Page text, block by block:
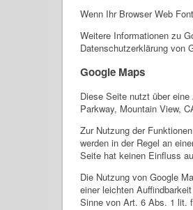
Wenn Ihr Browser Web
Weitere Informationen zu
Datenschutzerklärung von
Google Maps
Diese Seite nutzt über
Parkway, Mountain View,
Zur Nutzung der
werden in der Regel an
Seite hat keinen Einfluss
Die Nutzung von Google
einer leichten
Sinne von Art. 6 Abs. 1 lit.